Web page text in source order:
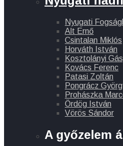
Nyugati
Alt Ernő
Csintalan Miklós
Horváth István
Kosztolányi
Kovács Ferenc
Patasi Zoltán
Pongrácz
Prohászka
Ördög István
Vörös Sándor
A győzelem